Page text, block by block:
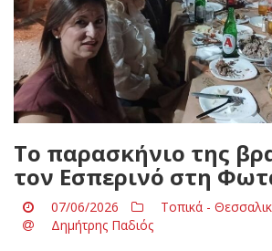
Το παρασκήνιο της
τον Εσπερινό στη
07/06/2026
Τοπικά -
Δημήτρης Παδιός